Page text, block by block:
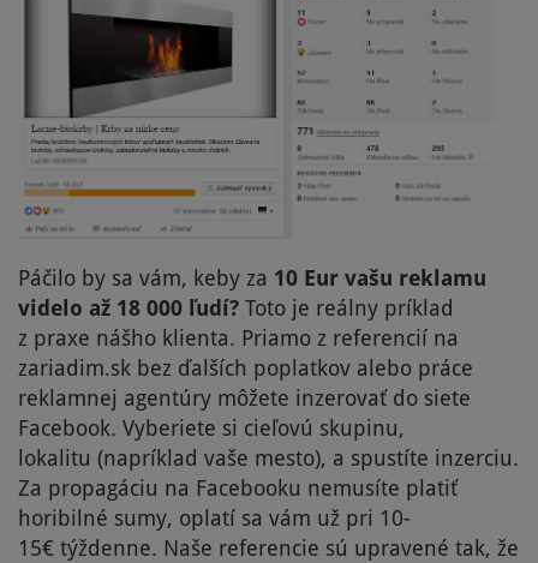
Páčilo by sa vám, keby za 10 Eur vašu reklamu
videlo až 18 000 ľudí? Toto je reálny príklad
z praxe nášho klienta. Priamo z referencií na
zariadim.sk bez ďalších poplatkov alebo práce
reklamnej agentúry môžete inzerovať do siete
Facebook. Vyberiete si cieľovú skupinu,
lokalitu (napríklad vaše mesto), a spustíte inzerciu.
Za propagáciu na Facebooku nemusíte platiť
horibilné sumy, oplatí sa vám už pri 10-
15€ týždenne. Naše referencie sú upravené tak, že